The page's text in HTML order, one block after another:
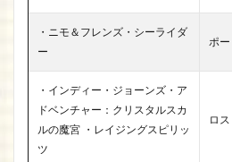
・ニモ＆フレンズ・シーライダ
ー
ポ
・インディー・ジョーンズ・ア
ドベンチャー：クリスタルスカ
ルの魔宮 ・レイジングスピリッ
ツ
ロ